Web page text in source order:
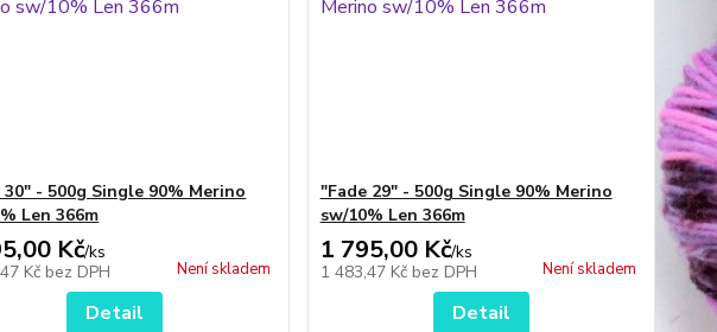
30" - 500g Single 90% Merino
Len 366m
Kč/ks
Kč bez DPH Není skladem
Detail
"Fade 29" - 500g Single 90% Merino
sw/10% Len 366m
1 795,00 Kč/ks
1 483,47 Kč bez DPH Není skladem
Detail